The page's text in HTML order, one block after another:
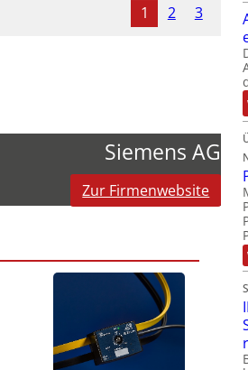
1 2 3
Siemens AG
Zur Firmenwebsite